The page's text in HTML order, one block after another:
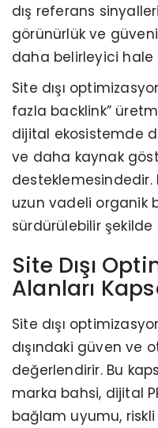
dış referans
görünürlük ve
daha belirleyici hale
Site dışı
fazla backlink”
dijital ekosistemde
ve daha kaynak
desteklemesindedir.
uzun vadeli organik
sürdürülebilir şekilde
Site Dışı
Alanları
Site dışı
dışındaki güven ve
değerlendirir. Bu
marka bahsi, dijital
bağlam uyumu,